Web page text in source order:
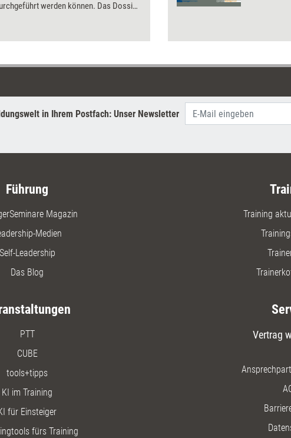
werden können. Das Dossier
erläutert, wie Trainer und Coachs sie
in Ihrem Postfach: Unser Newsletter
Führung
Magazin
Medien
Self-Leadership
Das Blog
Training
PTT
CUBE
tools+tipps
KI im Training
für Einsteiger
fürs Training
Vertrag